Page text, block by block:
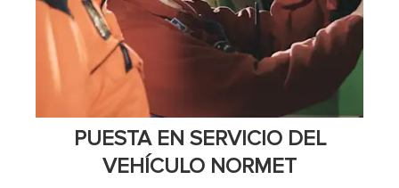
PUESTA EN SERVICIO DEL
VEHÍCULO NORMET